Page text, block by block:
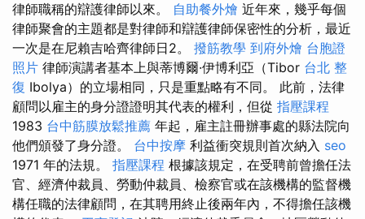
律師職稱的辯護律師以來。 自助餐外燴 近年來，幾乎每個
律師聚會的主題都是對律師和辯護律師保密性的分析，最近
一次是在尼賴吉哈齊律師日2。 撥筋教學 到府外燴 台胞證
照片 律師演講者基本上與蒂博爾·伊博利亞（Tibor 台北 整
復 Ibolya）的立場相同，只是重點略有不同。 此前，法律
顧問以雇主的身分證證明其代表的權利，但從 指壓課程
1983 台中筋膜放鬆推薦 年起，雇主註冊辦事處的縣法院向
他們頒發了身分證。 台中按摩 利益衝突規則首次納入 seo
1971 年的法規。 指壓課程 根據該規定，在受聘前曾擔任法
官、經濟仲裁員、勞動仲裁員、檢察官或在該機構的監督機
構任職的法律顧問，在其聘用終止後兩年內，不得擔任該機